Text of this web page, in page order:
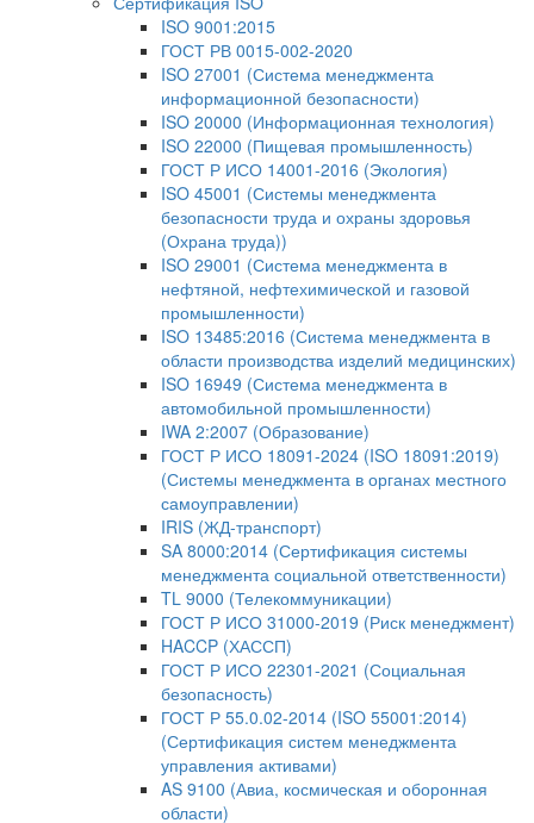
ISO 9001:2015
ГОСТ РВ 0015-002-2020
ISO 27001 (Система менеджмента
информационной безопасности)
ISO 20000 (Информационная технология)
ISO 22000 (Пищевая промышленность)
ГОСТ Р ИСО 14001-2016 (Экология)
ISO 45001 (Системы менеджмента
безопасности труда и охраны здоровья
(Охрана труда))
ISO 29001 (Система менеджмента в
нефтяной, нефтехимической и газовой
промышленности)
ISO 13485:2016 (Система менеджмента в
области производства изделий медицинских)
ISO 16949 (Система менеджмента в
автомобильной промышленности)
IWA 2:2007 (Образование)
ГОСТ Р ИСО 18091-2024 (ISO 18091:2019)
(Системы менеджмента в органах местного
самоуправлении)
IRIS (ЖД-транспорт)
SA 8000:2014 (Сертификация системы
менеджмента социальной ответственности)
TL 9000 (Телекоммуникации)
ГОСТ Р ИСО 31000-2019 (Риск менеджмент)
HACCP (ХАССП)
ГОСТ Р ИСО 22301-2021 (Социальная
безопасность)
ГОСТ Р 55.0.02-2014 (ISO 55001:2014)
(Сертификация систем менеджмента
управления активами)
AS 9100 (Авиа, космическая и оборонная
области)